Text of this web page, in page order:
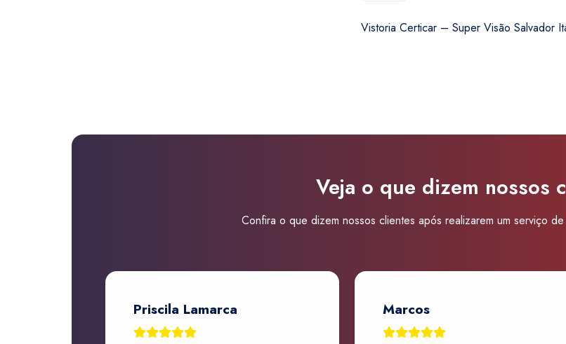
Vistoria Certicar – Super Visão Salvador
Veja o que dizem nossos
Confira o que dizem nossos clientes após realizarem um serviço
Priscila Lamarca Marcos